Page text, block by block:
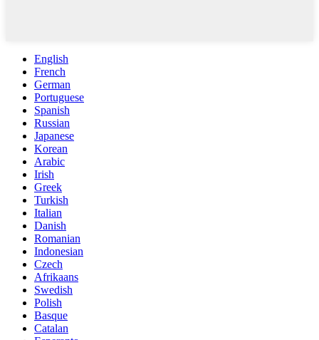
English
French
German
Portuguese
Spanish
Russian
Japanese
Korean
Arabic
Irish
Greek
Turkish
Italian
Danish
Romanian
Indonesian
Czech
Afrikaans
Swedish
Polish
Basque
Catalan